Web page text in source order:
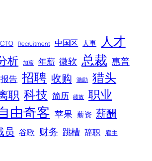
CTO Recruitment 中国区 人事 人才
析 加薪 年薪 微软 总裁 惠普
报告 招聘 收购 激励 猎头
职 科技 简历 绩效 职业
由奇客 苹果 薪资 薪酬
员 谷歌 财务 跳槽 辞职 雇主